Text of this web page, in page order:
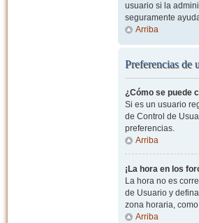
usuario si la
seguramente
Arriba
Preferencias de
¿Cómo se puede
Si es un usuario
de Control de
preferencias.
Arriba
¡La hora en los
La hora no es
de Usuario y
zona horaria,
Arriba